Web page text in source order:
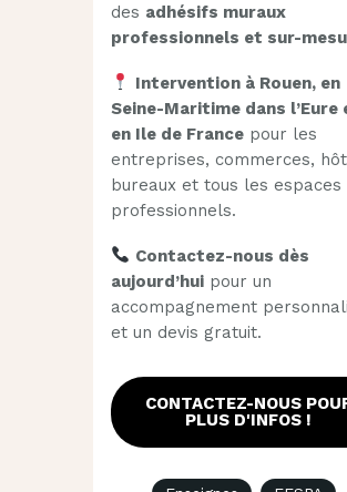
des adhésifs muraux
professionnels et sur-
Intervention à Rouen, en
Seine-Maritime dans l’Eure
en Ile de France pour les
entreprises, commerces,
bureaux et tous les espaces
professionnels.
Contactez-nous dès
aujourd’hui pour un
accompagnement
et un devis gratuit.
CONTACTEZ-NOUS
PLUS D'INFOS !